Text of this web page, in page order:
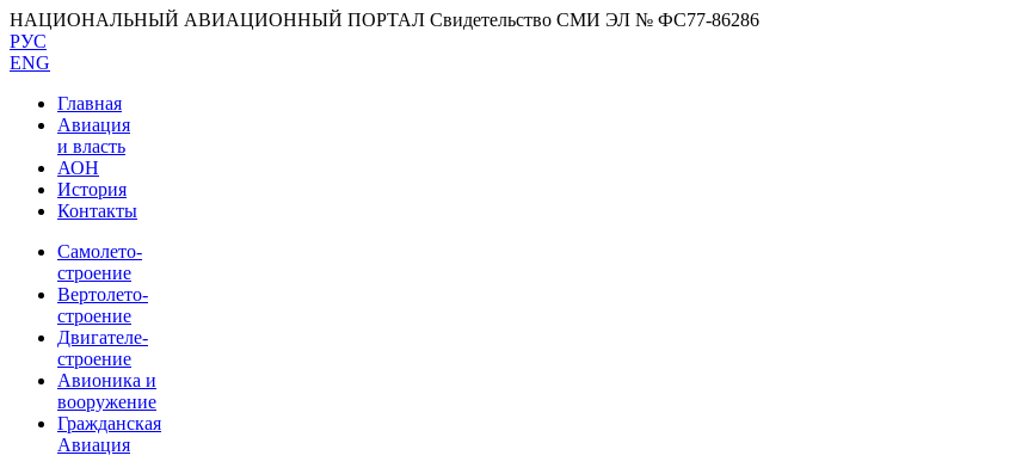
НАЦИОНАЛЬНЫЙ АВИАЦИОННЫЙ ПОРТАЛ Свидетельство СМИ ЭЛ № ФС77-86286
РУС
ENG
Главная
Авиация
и власть
АОН
История
Контакты
Самолето-
строение
Вертолето-
строение
Двигателе-
строение
Авионика и
вооружение
Гражданская
Авиация